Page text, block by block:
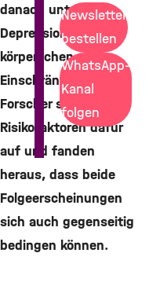
danach unter
Depressionen und
körperlichen
Einschränkungen.
Forscher spürten nun
Risikofaktoren dafür
auf und fanden
heraus, dass beide
Folgeerscheinungen
sich auch gegenseitig
bedingen können.
Newsletter
bestellen
WhatsApp-
Kanal
folgen